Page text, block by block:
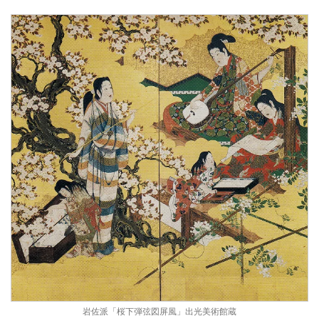
岩佐派「桜下弾弦図屏風」出光美術館蔵